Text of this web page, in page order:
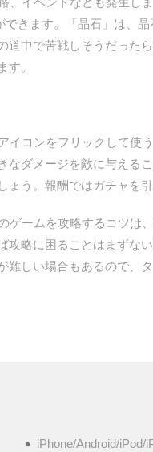
きます。「晶石」は、
中で苦戦しそうだった
。
コンをフリックして使
ダメージを敵に与える
う。報酬ではガチャを引
ームを攻略するコツは
略に困ることはまずな
しい場合もあるので、
iPhone/Android/iPod/